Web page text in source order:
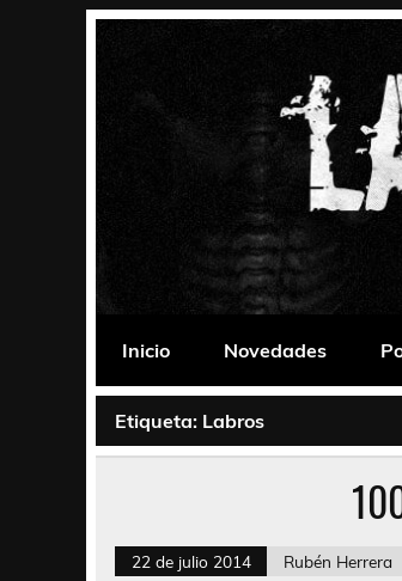
La Habitación
Inicio
Novedades
Etiqueta: Labros
22 de julio 2014 Rubén Herrera